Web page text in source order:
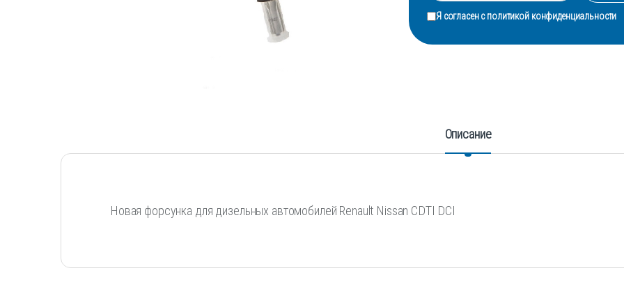
Я согласен сполитикой конфиденциальности
Описание
Новая форсунка для дизельных автомобилей Renault Nissan CDTI DCI